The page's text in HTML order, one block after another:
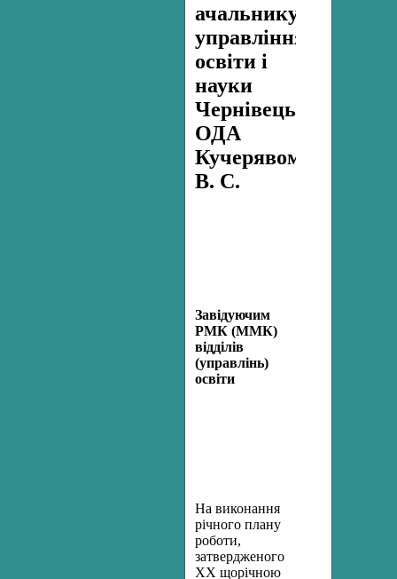
ачальнику
управління
освіти і
науки
Чернівецької
ОДА
Кучерявому
В. С.
Завідуючим
РМК (ММК)
відділів
(управлінь)
освіти
На виконання
річного плану
роботи,
затвердженого
ХХ щорічною